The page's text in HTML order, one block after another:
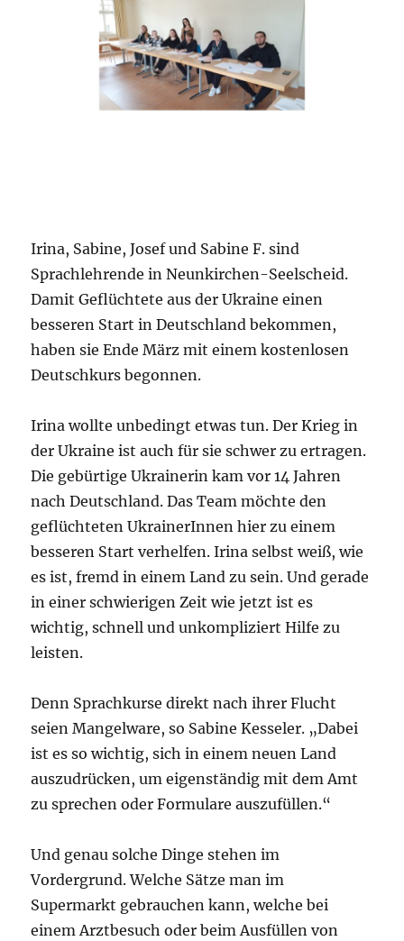
Irina, Sabine, Josef und Sabine F. sind
Sprachlehrende in Neunkirchen-Seelscheid.
Damit Geflüchtete aus der Ukraine einen
besseren Start in Deutschland bekommen,
haben sie Ende März mit einem kostenlosen
Deutschkurs begonnen.
Irina wollte unbedingt etwas tun. Der Krieg in
der Ukraine ist auch für sie schwer zu ertragen.
Die gebürtige Ukrainerin kam vor 14 Jahren
nach Deutschland. Das Team möchte den
geflüchteten UkrainerInnen hier zu einem
besseren Start verhelfen. Irina selbst weiß, wie
es ist, fremd in einem Land zu sein. Und gerade
in einer schwierigen Zeit wie jetzt ist es
wichtig, schnell und unkompliziert Hilfe zu
leisten.
Denn Sprachkurse direkt nach ihrer Flucht
seien Mangelware, so Sabine Kesseler. „Dabei
ist es so wichtig, sich in einem neuen Land
auszudrücken, um eigenständig mit dem Amt
zu sprechen oder Formulare auszufüllen.“
Und genau solche Dinge stehen im
Vordergrund. Welche Sätze man im
Supermarkt gebrauchen kann, welche bei
einem Arztbesuch oder beim Ausfüllen von